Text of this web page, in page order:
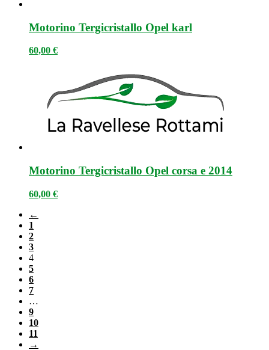
Motorino Tergicristallo Opel karl
60,00 €
Motorino Tergicristallo Opel corsa e 2014
60,00 €
←
1
2
3
4
5
6
7
…
9
10
11
→